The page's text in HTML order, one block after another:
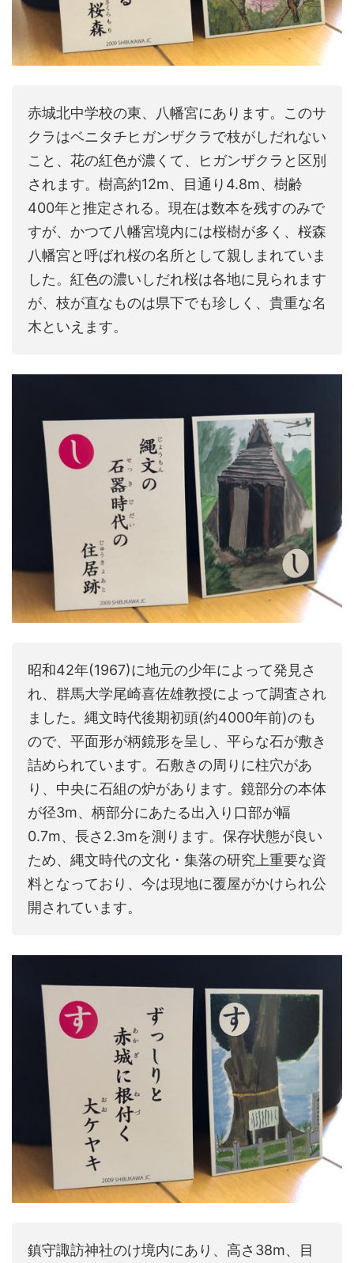
赤城北中学校の東、八幡宮にあります。このサ
クラはベニタチヒガンザクラで枝がしだれない
こと、花の紅色が濃くて、ヒガンザクラと区別
されます。樹高約12m、目通り4.8m、樹齢
400年と推定される。現在は数本を残すのみで
すが、かつて八幡宮境内には桜樹が多く、桜森
八幡宮と呼ばれ桜の名所として親しまれていま
した。紅色の濃いしだれ桜は各地に見られます
が、枝が直なものは県下でも珍しく、貴重な名
木といえます。
昭和42年(1967)に地元の少年によって発見さ
れ、群馬大学尾崎喜佐雄教授によって調査され
ました。縄文時代後期初頭(約4000年前)のも
ので、平面形が柄鏡形を呈し、平らな石が敷き
詰められています。石敷きの周りに柱穴があ
り、中央に石組の炉があります。鏡部分の本体
が径3m、柄部分にあたる出入り口部が幅
0.7m、長さ2.3mを測ります。保存状態が良い
ため、縄文時代の文化・集落の研究上重要な資
料となっており、今は現地に覆屋がかけられ公
開されています。
鎮守諏訪神社のけ境内にあり、高さ38m、目